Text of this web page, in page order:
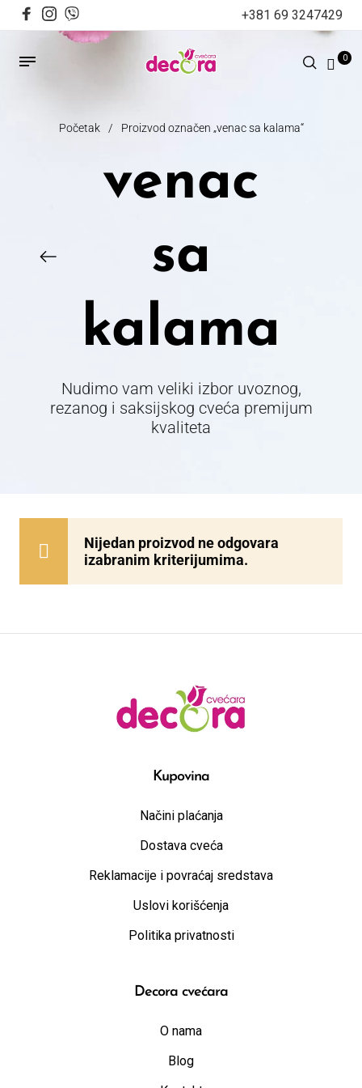
+381 69 3247429
0
Početak / Proizvod označen „venac sa kalama“
venac
sa
kalama
Nudimo vam veliki izbor uvoznog,
rezanog i saksijskog cveća premijum
kvaliteta
Nijedan proizvod ne odgovara
izabranim kriterijumima.
Kupovina
Načini plaćanja
Dostava cveća
Reklamacije i povraćaj sredstava
Uslovi korišćenja
Politika privatnosti
Decora cvećara
O nama
Blog